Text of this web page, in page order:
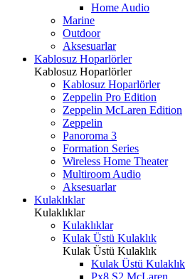
Home Audio
Marine
Outdoor
Aksesuarlar
Kablosuz Hoparlörler
Kablosuz Hoparlörler
Kablosuz Hoparlörler
Zeppelin Pro Edition
Zeppelin McLaren Edition
Zeppelin
Panoroma 3
Formation Series
Wireless Home Theater
Multiroom Audio
Aksesuarlar
Kulaklıklar
Kulaklıklar
Kulaklıklar
Kulak Üstü Kulaklık
Kulak Üstü Kulaklık
Kulak Üstü Kulaklık
Px8 S2 McLaren